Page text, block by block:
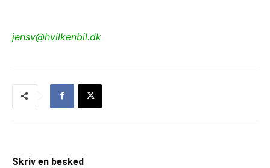
jensv@hvilkenbil.dk
Skriv en besked